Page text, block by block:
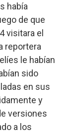
había
de que
visitara el
reportera
le habían
sido
en sus
y
versiones
a los